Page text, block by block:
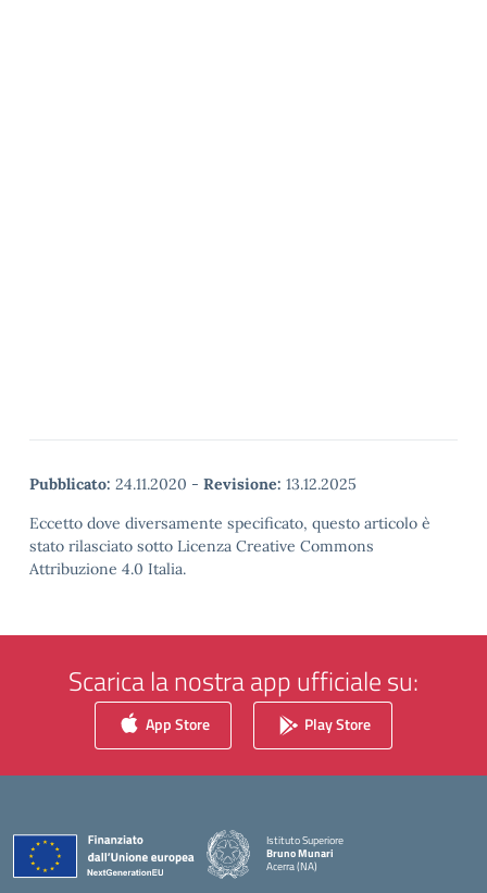
Pubblicato: 24.11.2020 - Revisione: 13.12.2025
Eccetto dove diversamente specificato, questo articolo è
stato rilasciato sotto Licenza Creative Commons
Attribuzione 4.0 Italia.
Scarica la nostra app ufficiale su:
App Store Play Store
Istituto Superiore
Bruno Munari
Acerra (NA)